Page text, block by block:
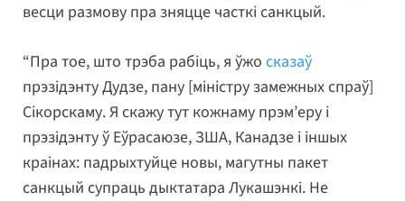
весци размову пра зняцце часткі санкцый.
“Пра тое, што трэба рабіць, я ўжо сказаў
прэзідэнту Дудзе, пану [міністру замежных спраў]
Сікорскаму. Я скажу тут кожнаму прэм’еру і
прэзідэнту ў Еўрасаюзе, ЗША, Канадзе і іншых
краінах: падрыхтуйце новы, магутны пакет
санкцый супраць дыктатара Лукашэнкі. Не